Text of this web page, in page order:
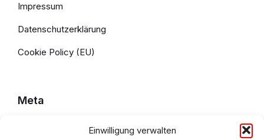
Einwilligung verwalten
Impressum
Datenschutzerklärung
Cookie Policy (EU)
Meta